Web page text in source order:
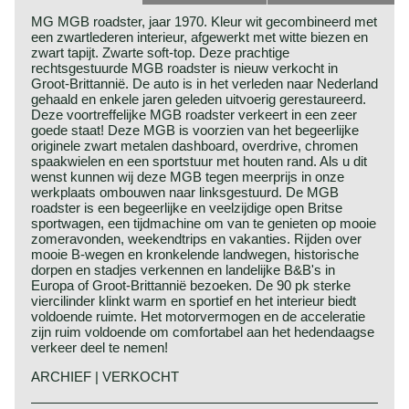
MG MGB roadster, jaar 1970. Kleur wit gecombineerd met
een zwartlederen interieur, afgewerkt met witte biezen en
zwart tapijt. Zwarte soft-top. Deze prachtige
rechtsgestuurde MGB roadster is nieuw verkocht in
Groot-Brittannië. De auto is in het verleden naar Nederland
gehaald en enkele jaren geleden uitvoerig gerestaureerd.
Deze voortreffelijke MGB roadster verkeert in een zeer
goede staat! Deze MGB is voorzien van het begeerlijke
originele zwart metalen dashboard, overdrive, chromen
spaakwielen en een sportstuur met houten rand. Als u dit
wenst kunnen wij deze MGB tegen meerprijs in onze
werkplaats ombouwen naar linksgestuurd. De MGB
roadster is een begeerlijke en veelzijdige open Britse
sportwagen, een tijdmachine om van te genieten op mooie
zomeravonden, weekendtrips en vakanties. Rijden over
mooie B-wegen en kronkelende landwegen, historische
dorpen en stadjes verkennen en landelijke B&B's in
Europa of Groot-Brittannië bezoeken. De 90 pk sterke
viercilinder klinkt warm en sportief en het interieur biedt
voldoende ruimte. Het motorvermogen en de acceleratie
zijn ruim voldoende om comfortabel aan het hedendaagse
verkeer deel te nemen!
ARCHIEF | VERKOCHT